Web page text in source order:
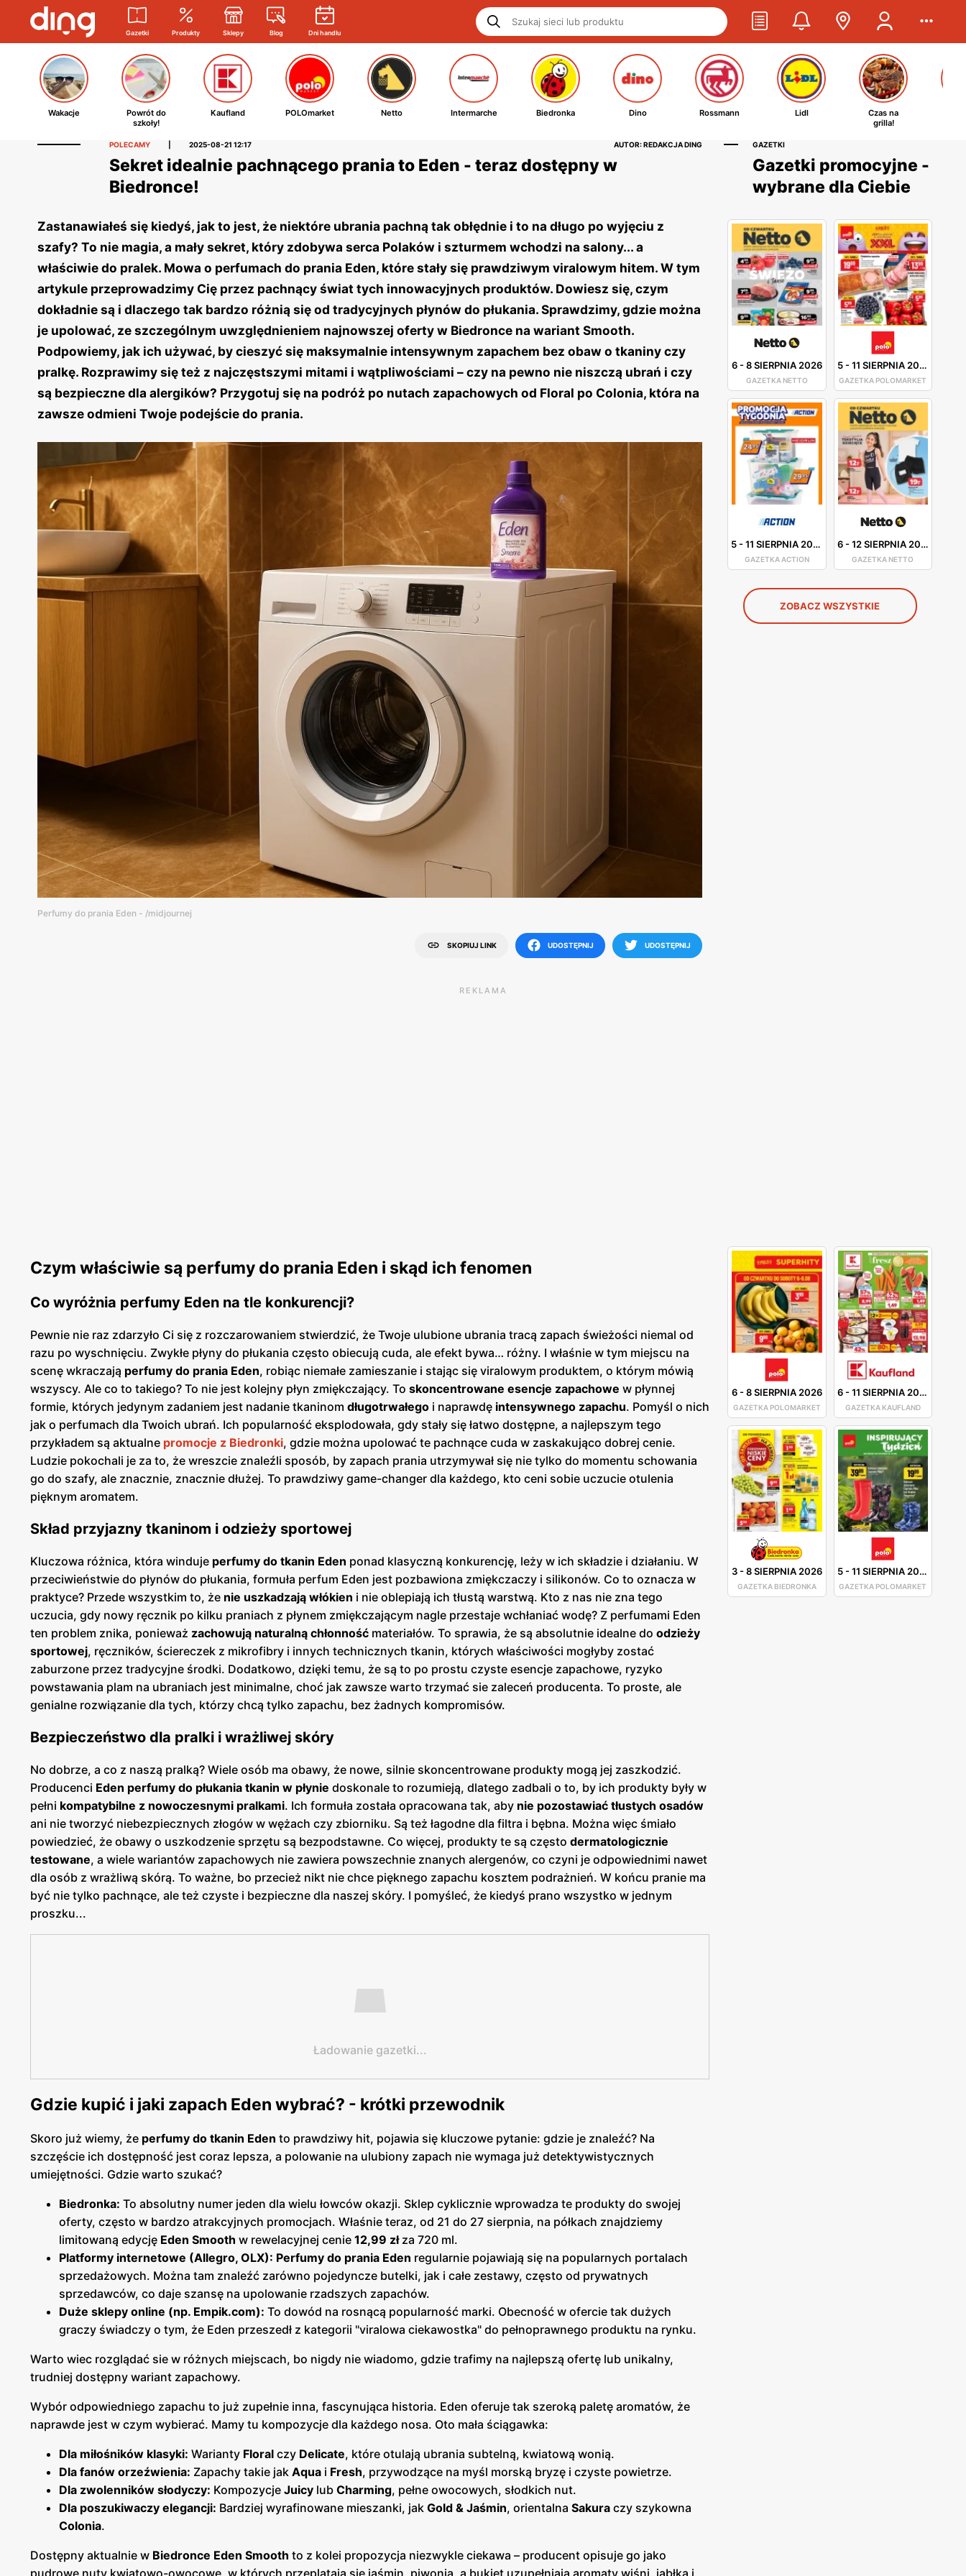
Gazetki Produkty Sklepy Blog Dni handlu
Wakacje
Powrót do
szkoły!
Kaufland POLOmarket Netto Intermarche Biedronka Dino Rossmann Lidl
Czas na
grilla!
POLECAMY 2025-08-21 12:17 AUTOR: REDAKCJA DING
Sekret idealnie pachnącego prania to Eden - teraz dostępny w
Biedronce!
Zastanawiałeś się kiedyś, jak to jest, że niektóre ubrania pachną tak obłędnie i to na długo po wyjęciu z
szafy? To nie magia, a mały sekret, który zdobywa serca Polaków i szturmem wchodzi na salony... a
właściwie do pralek. Mowa o perfumach do prania Eden, które stały się prawdziwym viralowym hitem. W tym
artykule przeprowadzimy Cię przez pachnący świat tych innowacyjnych produktów. Dowiesz się, czym
dokładnie są i dlaczego tak bardzo różnią się od tradycyjnych płynów do płukania. Sprawdzimy, gdzie można
je upolować, ze szczególnym uwzględnieniem najnowszej oferty w Biedronce na wariant Smooth.
Podpowiemy, jak ich używać, by cieszyć się maksymalnie intensywnym zapachem bez obaw o tkaniny czy
pralkę. Rozprawimy się też z najczęstszymi mitami i wątpliwościami – czy na pewno nie niszczą ubrań i czy
są bezpieczne dla alergików? Przygotuj się na podróż po nutach zapachowych od Floral po Colonia, która na
zawsze odmieni Twoje podejście do prania.
Perfumy do prania Eden - /midjournej
SKOPIUJ LINK UDOSTĘPNIJ UDOSTĘPNIJ
GAZETKI
Gazetki promocyjne -
wybrane dla Ciebie
6-8 SIERPNIA 2026
GAZETKA NETTO
5-11 SIERPNIA 2026
GAZETKA POLOMARKET
5-11 SIERPNIA 2026
GAZETKA ACTION
6-12 SIERPNIA 2026
GAZETKA NETTO
ZOBACZ WSZYSTKIE
6-8 SIERPNIA 2026
GAZETKA POLOMARKET
6-11 SIERPNIA 2026
GAZETKA KAUFLAND
3-8 SIERPNIA 2026
GAZETKA BIEDRONKA
5-11 SIERPNIA 2026
GAZETKA POLOMARKET
REKLAMA
Czym właściwie są perfumy do prania Eden i skąd ich fenomen
Co wyróżnia perfumy Eden na tle konkurencji?
Pewnie nie raz zdarzyło Ci się z rozczarowaniem stwierdzić, że Twoje ulubione ubrania tracą zapach świeżości niemal od
razu po wyschnięciu. Zwykłe płyny do płukania często obiecują cuda, ale efekt bywa… różny. I właśnie w tym miejscu na
scenę wkraczają perfumy do prania Eden, robiąc niemałe zamieszanie i stając się viralowym produktem, o którym mówią
wszyscy. Ale co to takiego? To nie jest kolejny płyn zmiękczający. To skoncentrowane esencje zapachowe w płynnej
formie, których jedynym zadaniem jest nadanie tkaninom długotrwałego i naprawdę intensywnego zapachu. Pomyśl o nich
jak o perfumach dla Twoich ubrań. Ich popularność eksplodowała, gdy stały się łatwo dostępne, a najlepszym tego
przykładem są aktualne promocje z Biedronki, gdzie można upolować te pachnące cuda w zaskakująco dobrej cenie.
Ludzie pokochali je za to, że wreszcie znaleźli sposób, by zapach prania utrzymywał się nie tylko do momentu schowania
go do szafy, ale znacznie, znacznie dłużej. To prawdziwy game-changer dla każdego, kto ceni sobie uczucie otulenia
pięknym aromatem.
Skład przyjazny tkaninom i odzieży sportowej
Kluczowa różnica, która winduje perfumy do tkanin Eden ponad klasyczną konkurencję, leży w ich składzie i działaniu. W
przeciwieństwie do płynów do płukania, formuła perfum Eden jest pozbawiona zmiękczaczy i silikonów. Co to oznacza w
praktyce? Przede wszystkim to, że nie uszkadzają włókien i nie oblepiają ich tłustą warstwą. Kto z nas nie zna tego
uczucia, gdy nowy ręcznik po kilku praniach z płynem zmiękczającym nagle przestaje wchłaniać wodę? Z perfumami Eden
ten problem znika, ponieważ zachowują naturalną chłonność materiałów. To sprawia, że są absolutnie idealne do odzieży
sportowej, ręczników, ściereczek z mikrofibry i innych technicznych tkanin, których właściwości mogłyby zostać
zaburzone przez tradycyjne środki. Dodatkowo, dzięki temu, że są to po prostu czyste esencje zapachowe, ryzyko
powstawania plam na ubraniach jest minimalne, choć jak zawsze warto trzymać sie zaleceń producenta. To proste, ale
genialne rozwiązanie dla tych, którzy chcą tylko zapachu, bez żadnych kompromisów.
Bezpieczeństwo dla pralki i wrażliwej skóry
No dobrze, a co z naszą pralką? Wiele osób ma obawy, że nowe, silnie skoncentrowane produkty mogą jej zaszkodzić.
Producenci Eden perfumy do płukania tkanin w płynie doskonale to rozumieją, dlatego zadbali o to, by ich produkty były w
pełni kompatybilne z nowoczesnymi pralkami. Ich formuła została opracowana tak, aby nie pozostawiać tłustych osadów
ani nie tworzyć niebezpiecznych złogów w wężach czy zbiorniku. Są też łagodne dla filtra i bębna. Można więc śmiało
powiedzieć, że obawy o uszkodzenie sprzętu są bezpodstawne. Co więcej, produkty te są często dermatologicznie
testowane, a wiele wariantów zapachowych nie zawiera powszechnie znanych alergenów, co czyni je odpowiednimi nawet
dla osób z wrażliwą skórą. To ważne, bo przecież nikt nie chce pięknego zapachu kosztem podrażnień. W końcu pranie ma
być nie tylko pachnące, ale też czyste i bezpieczne dla naszej skóry. I pomyśleć, że kiedyś prano wszystko w jednym
proszku...
Ładowanie gazetki...
Gdzie kupić i jaki zapach Eden wybrać? - krótki przewodnik
Skoro już wiemy, że perfumy do tkanin Eden to prawdziwy hit, pojawia się kluczowe pytanie: gdzie je znaleźć? Na
szczęście ich dostępność jest coraz lepsza, a polowanie na ulubiony zapach nie wymaga już detektywistycznych
umiejętności. Gdzie warto szukać?
Biedronka: To absolutny numer jeden dla wielu łowców okazji. Sklep cyklicznie wprowadza te produkty do swojej
oferty, często w bardzo atrakcyjnych promocjach. Właśnie teraz, od 21 do 27 sierpnia, na półkach znajdziemy
limitowaną edycję Eden Smooth w rewelacyjnej cenie 12,99 złza 720 ml.
Platformy internetowe (Allegro, OLX): Perfumy do prania Eden regularnie pojawiają się na popularnych portalach
sprzedażowych. Można tam znaleźć zarówno pojedyncze butelki, jak i całe zestawy, często od prywatnych
sprzedawców, co daje szansę na upolowanie rzadszych zapachów.
Duże sklepy online (np. Empik.com): To dowód na rosnącą popularność marki. Obecność w ofercie tak dużych
graczy świadczy o tym, że Eden przeszedł z kategorii "viralowa ciekawostka" do pełnoprawnego produktu na rynku.
Warto wiec rozglądać sie w różnych miejscach, bo nigdy nie wiadomo, gdzie trafimy na najlepszą ofertę lub unikalny,
trudniej dostępny wariant zapachowy.
Wybór odpowiedniego zapachu to już zupełnie inna, fascynująca historia. Eden oferuje tak szeroką paletę aromatów, że
naprawde jest w czym wybierać. Mamy tu kompozycje dla każdego nosa. Oto mała ściągawka:
Dla miłośników klasyki: Warianty Floral czy Delicate, które otulają ubrania subtelną, kwiatową wonią.
Dla fanów orzeźwienia: Zapachy takie jak Aqua i Fresh, przywodzące na myśl morską bryzę i czyste powietrze.
Dla zwolenników słodyczy: Kompozycje Juicy lub Charming, pełne owocowych, słodkich nut.
Dla poszukiwaczy elegancji: Bardziej wyrafinowane mieszanki, jak Gold & Jaśmin, orientalna Sakura czy szykowna
Colonia.
Dostępny aktualnie w Biedronce Eden Smooth to z kolei propozycja niezwykle ciekawa – producent opisuje go jako